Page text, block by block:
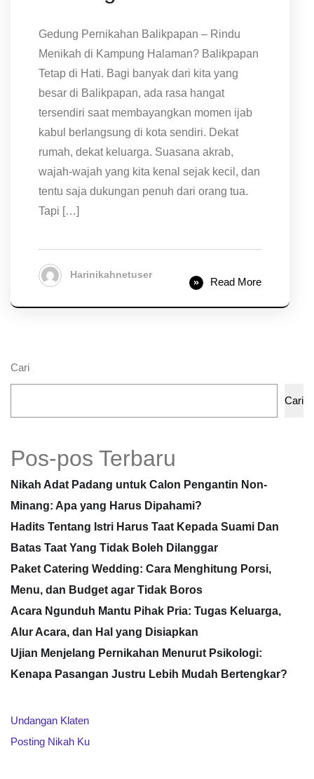
Gedung Pernikahan Balikpapan – Rindu
Menikah di Kampung Halaman? Balikpapan
Tetap di Hati. Bagi banyak dari kita yang
besar di Balikpapan, ada rasa hangat
tersendiri saat membayangkan momen ijab
kabul berlangsung di kota sendiri. Dekat
rumah, dekat keluarga. Suasana akrab,
wajah-wajah yang kita kenal sejak kecil, dan
tentu saja dukungan penuh dari orang tua.
Tapi […]
Harinikahnetuser
Read More
Cari
Cari
Pos-pos Terbaru
Nikah Adat Padang untuk Calon Pengantin Non-
Minang: Apa yang Harus Dipahami?
Hadits Tentang Istri Harus Taat Kepada Suami Dan
Batas Taat Yang Tidak Boleh Dilanggar
Paket Catering Wedding: Cara Menghitung Porsi,
Menu, dan Budget agar Tidak Boros
Acara Ngunduh Mantu Pihak Pria: Tugas Keluarga,
Alur Acara, dan Hal yang Disiapkan
Ujian Menjelang Pernikahan Menurut Psikologi:
Kenapa Pasangan Justru Lebih Mudah Bertengkar?
Undangan Klaten
Posting Nikah Ku